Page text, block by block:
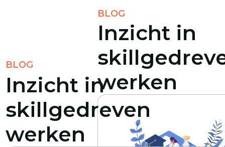
BLOG
Inzicht in
skillgedreven
werken
BLOG
Inzicht in
werken